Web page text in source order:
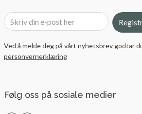
Ved å melde deg på vårt nyhetsbrev godtar
personvernerklæring
Følg oss på sosiale medier